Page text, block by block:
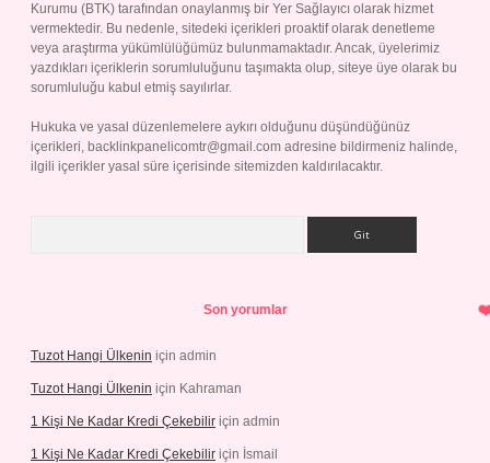
Kurumu (BTK) tarafından onaylanmış bir Yer Sağlayıcı olarak hizmet
vermektedir. Bu nedenle, sitedeki içerikleri proaktif olarak denetleme
veya araştırma yükümlülüğümüz bulunmamaktadır. Ancak, üyelerimiz
yazdıkları içeriklerin sorumluluğunu taşımakta olup, siteye üye olarak bu
sorumluluğu kabul etmiş sayılırlar.
Hukuka ve yasal düzenlemelere aykırı olduğunu düşündüğünüz
içerikleri, backlinkpanelicomtr@gmail.com adresine bildirmeniz halinde,
ilgili içerikler yasal süre içerisinde sitemizden kaldırılacaktır.
Son yorumlar
Tuzot Hangi Ülkenin için admin
Tuzot Hangi Ülkenin için Kahraman
1 Kişi Ne Kadar Kredi Çekebilir için admin
1 Kişi Ne Kadar Kredi Çekebilir için İsmail